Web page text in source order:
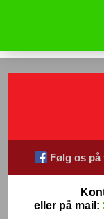
Følg os på
eller på mail: